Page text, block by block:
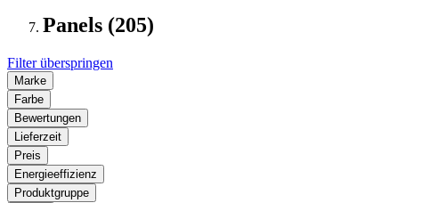
Panels (205)
Filter überspringen
Marke
Farbe
Bewertungen
Lieferzeit
Preis
Energieeffizienz
Produktgruppe